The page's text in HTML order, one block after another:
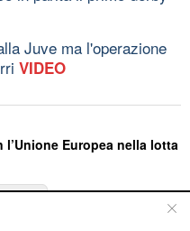
Juve ma l'operazione
VIDEO
Europea nella lotta